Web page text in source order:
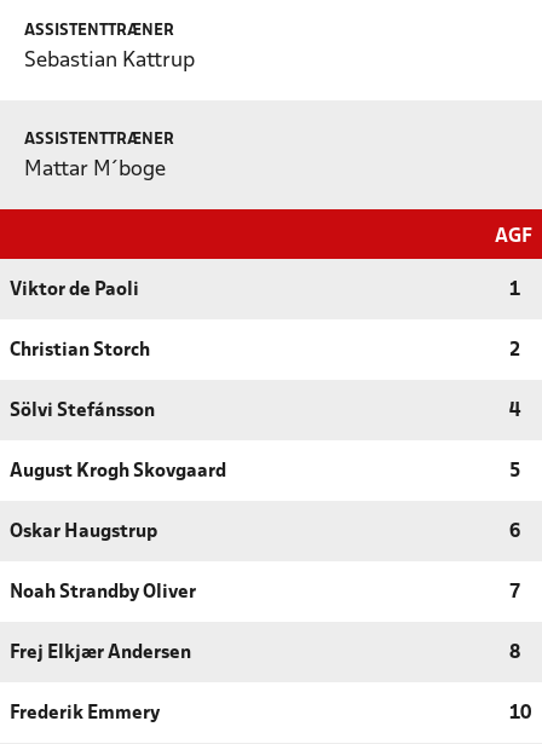
ASSISTENTTRÆNER
Sebastian Kattrup
ASSISTENTTRÆNER
Mattar M´boge
AGF
Viktor de Paoli 1
Christian Storch 2
Sölvi Stefánsson 4
August Krogh Skovgaard 5
Oskar Haugstrup 6
Noah Strandby Oliver 7
Frej Elkjær Andersen 8
Frederik Emmery 10